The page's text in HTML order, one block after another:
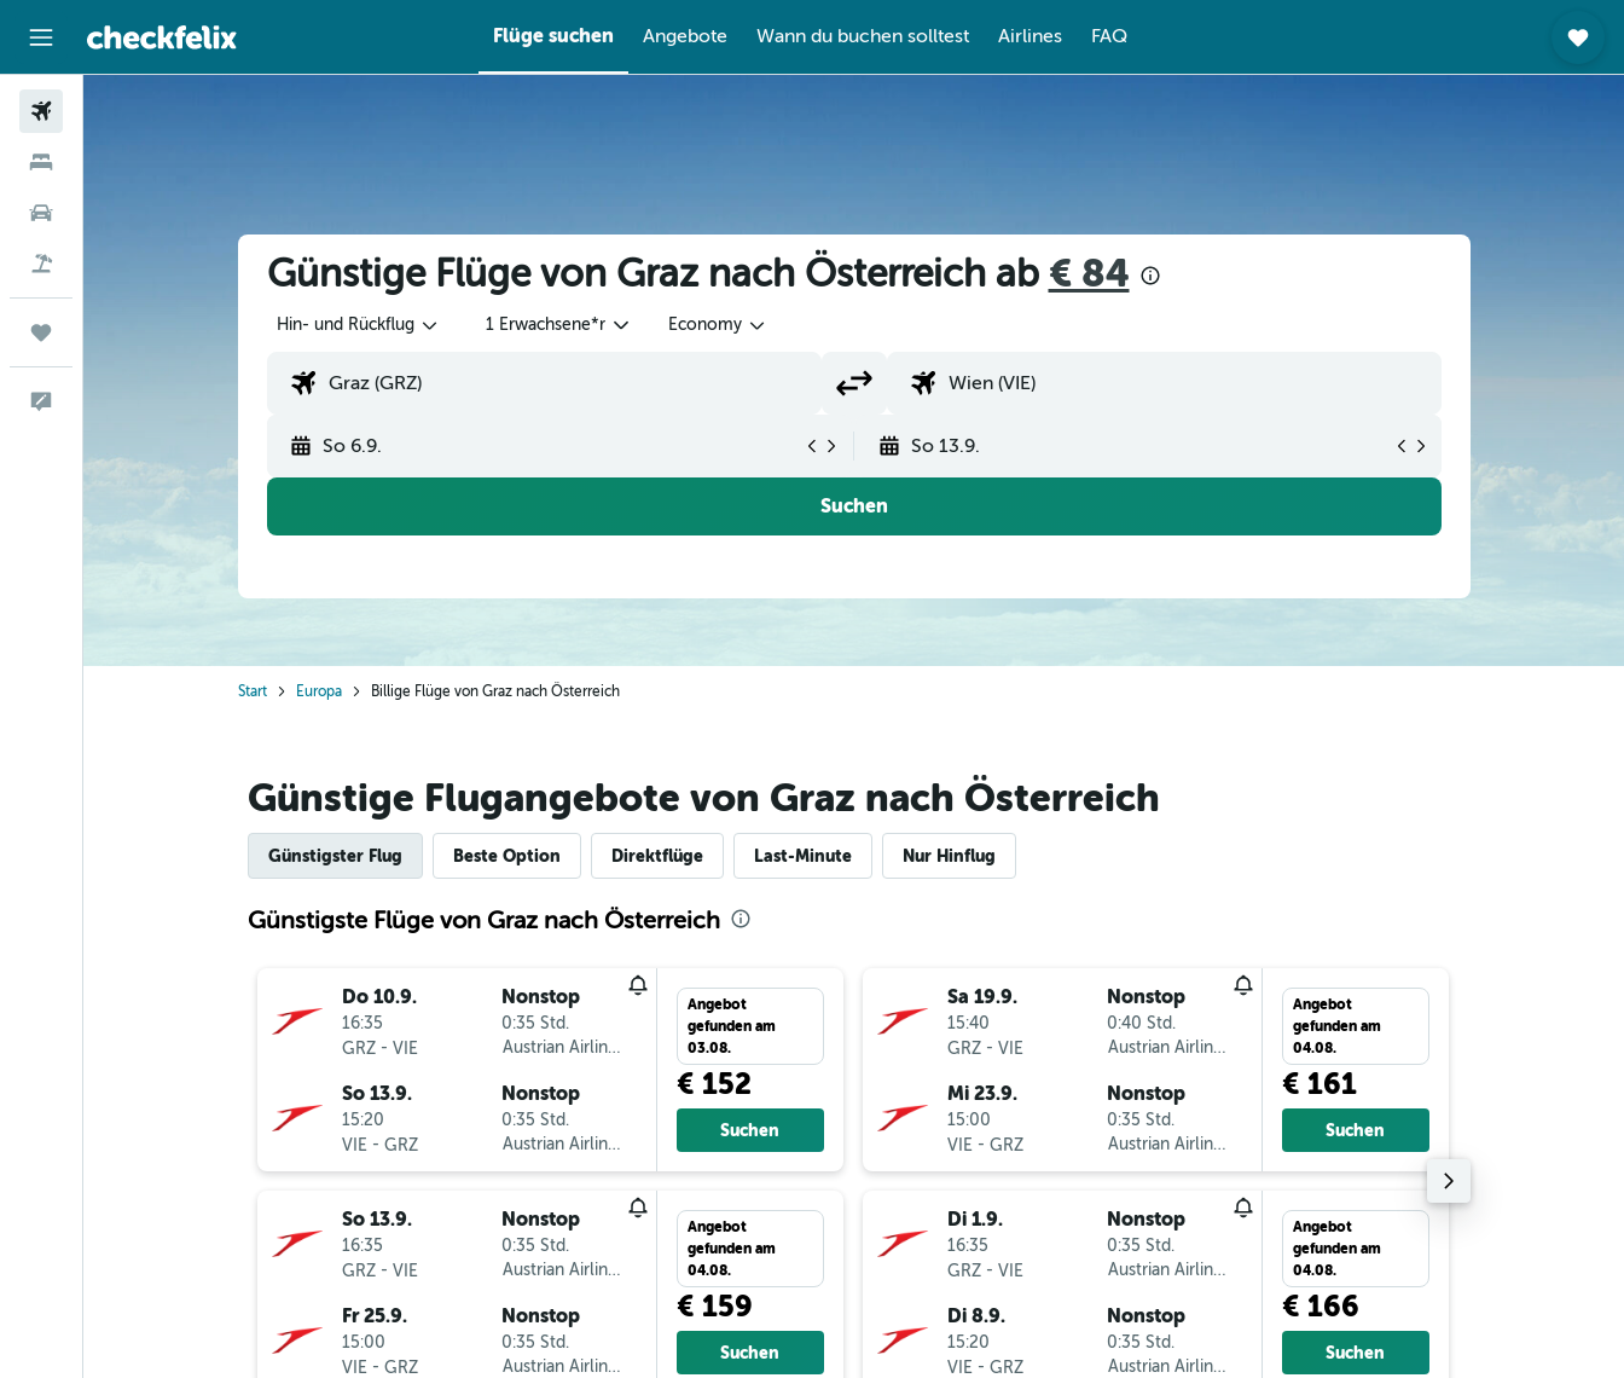
Flüge suchen Angebote Wann du buchen solltest Airlines FAQ
Günstige Flüge von Graz nach Österreich ab € 84
Hin- und Rückflug 1 Erwachsene*r Economy
So 6.9. So 13.9.
Suchen
Start Europa Billige Flüge von Graz nach Österreich
Günstige Flugangebote von Graz nach Österreich
Günstigster Flug Beste Option Direktflüge Last-Minute Nur Hinflug
Günstigste Flüge von Graz nach Österreich
Do 10.9.
16:35
GRZ- VIE
Nonstop
0:35 Std.
Austrian Airlines
So 13.9.
15:20
VIE - GRZ
Nonstop
0:35 Std.
Austrian Airlines
Angebot
gefunden am
03.08.
€ 152
Suchen
So 13.9.
16:35
GRZ- VIE
Nonstop
0:35 Std.
Austrian Airlines
Fr 25.9.
15:00
VIE - GRZ
Nonstop
0:35 Std.
Austrian Airlines
Angebot
gefunden am
04.08.
€ 159
Suchen
Sa 19.9.
15:40
GRZ- VIE
Nonstop
0:40 Std.
Austrian Airlines
Mi 23.9.
15:00
VIE - GRZ
Nonstop
0:35 Std.
Austrian Airlines
Angebot
gefunden am
04.08.
€ 161
Suchen
Di 1.9.
16:35
GRZ- VIE
Nonstop
0:35 Std.
Austrian Airlines
Di 8.9.
15:20
VIE - GRZ
Nonstop
0:35 Std.
Austrian Airlines
Angebot
gefunden am
04.08.
€ 166
Suchen